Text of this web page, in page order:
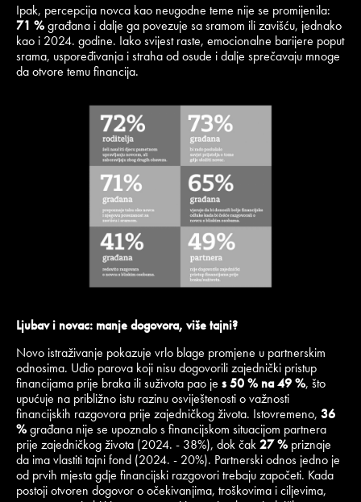
Ipak, percepcija novca kao neugodne teme nije se promijenila:
71 %građana i dalje ga povezuje sa sramom ili zavišću, jednako
kao i 2024. godine. Iako svijest raste, emocionalne barijere poput
srama, uspoređivanja i straha od osude i dalje sprečavaju mnoge
da otvore temu financija.
Ljubav i novac: manje dogovora, više tajni?
Novo istraživanje pokazuje vrlo blage promjene u partnerskim
odnosima. Udio parova koji nisu dogovorili zajednički pristup
financijama prije braka ili suživota pao je s 50 % na 49 %, što
upućuje na približno istu razinu osviještenosti o važnosti
financijskih razgovora prije zajedničkog života. Istovremeno, 36
%građana nije se upoznalo s financijskom situacijom partnera
prije zajedničkog života (2024. - 38%), dok čak27 % priznaje
da ima vlastiti tajni fond (2024. - 20%). Partnerski odnos jedno je
od prvih mjesta gdje financijski razgovori trebaju započeti. Kada
postoji otvoren dogovor o očekivanjima, troškovima i ciljevima,